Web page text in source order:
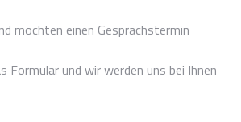
möchten einen Gesprächstermin
Formular und wir werden uns bei Ihnen